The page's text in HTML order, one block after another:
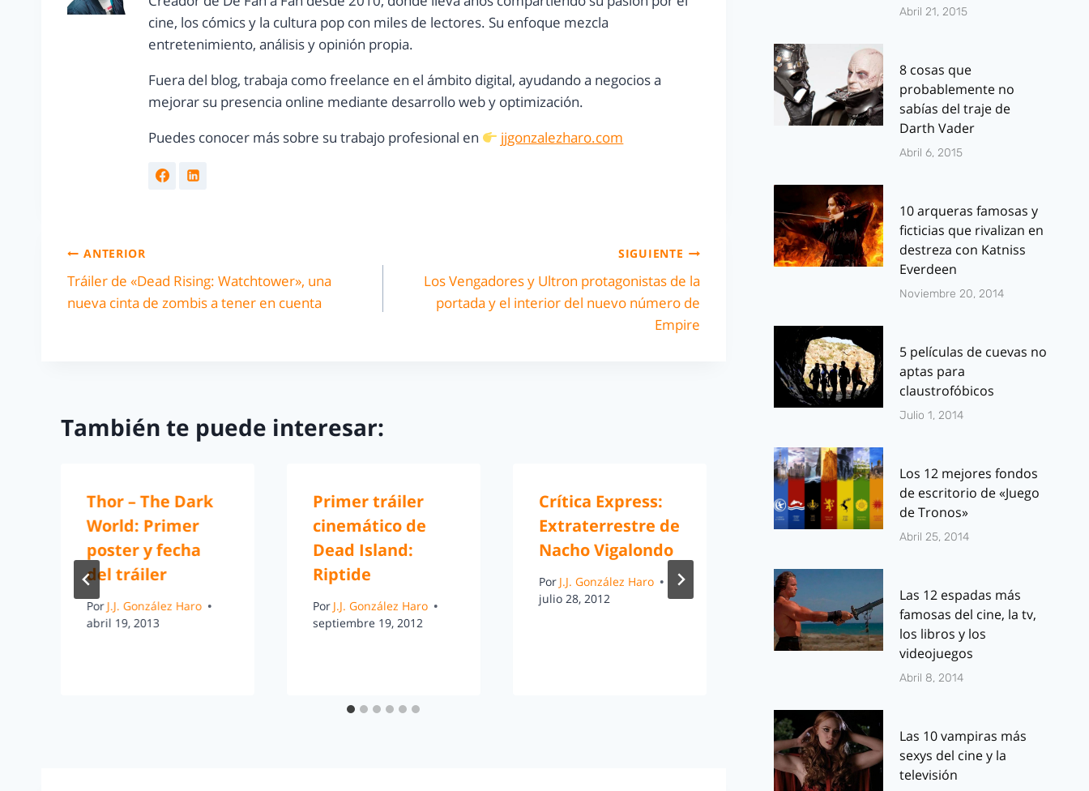
cine, los cómics y la cultura pop con miles de lectores. Su enfoque mezcla
entretenimiento, análisis y opinión propia.
Fuera del blog, trabaja como freelance en el ámbito digital, ayudando a negocios a
mejorar su presencia online mediante desarrollo web y optimización.
Puedes conocer más sobre su trabajo profesional en
jjgonzalezharo.com
ANTERIOR
Tráiler de «Dead Rising: Watchtower», una
nueva cinta de zombis a tener en cuenta
SIGUIENTE
Los Vengadores y Ultron protagonistas de la
portada y el interior del nuevo número de
Empire
También te puede interesar:
Thor – The Dark
World: Primer
poster y fecha
del tráiler
PorJ.J. González Haro
abril 19, 2013
Primer tráiler
cinemático de
Dead Island:
Riptide
Por J.J. González Haro
septiembre 19, 2012
Crítica Express:
Extraterrestre de
Nacho Vigalondo
Por J.J. González Haro
julio 28, 2012
5 Cómics de
zombis que
de TV
PorJ.J. González Haro
marzo 21, 2013
Duelo de
junio 9, 2011
Abril 21, 2015
8 cosas que
probablemente no
sabías del traje de
Darth Vader
Abril 6, 2015
10 arqueras famosas y
ficticias que rivalizan en
destreza con Katniss
Everdeen
Noviembre 20, 2014
5 películas de cuevas no
aptas para
claustrofóbicos
Julio 1, 2014
Los 12 mejores fondos
de escritorio de «Juego
de Tronos»
Abril 25, 2014
Las 12 espadas más
famosas del cine, la tv,
los libros y los
videojuegos
Abril 8, 2014
Las 10 vampiras más
sexys del cine y la
televisión